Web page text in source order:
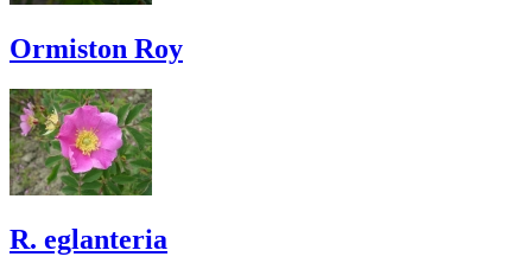
Ormiston Roy
R. eglanteria